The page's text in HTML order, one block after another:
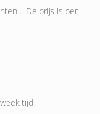
. De prijs is per
tijd.